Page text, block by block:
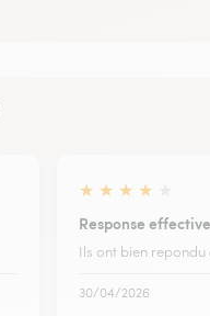
★ ★ ★ ★
Response effective
Ils ont bien
30/04/2026